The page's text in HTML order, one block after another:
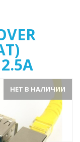
НЕТ В НАЛИЧИИ